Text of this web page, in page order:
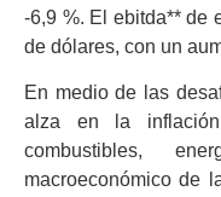
-6,9 %. El ebitda** de
de dólares, con un
En medio de las
alza en la
combustibles,
macroeconómico de